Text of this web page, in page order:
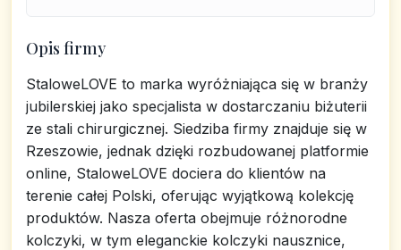
Opis firmy
StaloweLOVE to marka wyróżniająca się w branży
jubilerskiej jako specjalista w dostarczaniu biżuterii
ze stali chirurgicznej. Siedziba firmy znajduje się w
Rzeszowie, jednak dzięki rozbudowanej platformie
online, StaloweLOVE dociera do klientów na
terenie całej Polski, oferując wyjątkową kolekcję
produktów. Nasza oferta obejmuje różnorodne
kolczyki, w tym eleganckie kolczyki nausznice,